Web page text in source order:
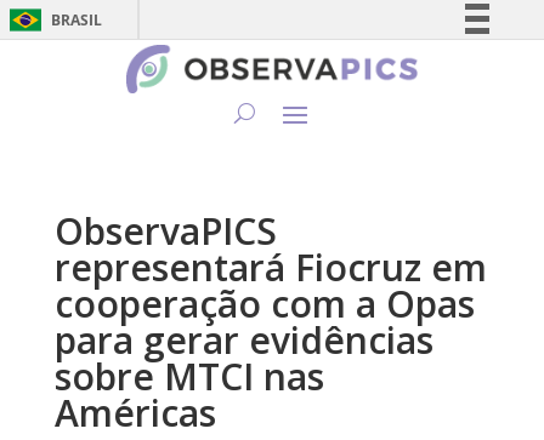
BRASIL
Simplifique!
ObservaPICS
representará Fiocruz em
cooperação com a Opas
para gerar evidências
sobre MTCI nas
Américas